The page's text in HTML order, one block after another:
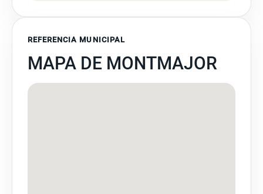
REFERENCIA MUNICIPAL
MAPA DE MONTMAJOR